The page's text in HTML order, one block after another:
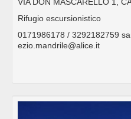
Rifugio escursionistico
0171986178 / 3292182759
ezio.mandrile@alice.it